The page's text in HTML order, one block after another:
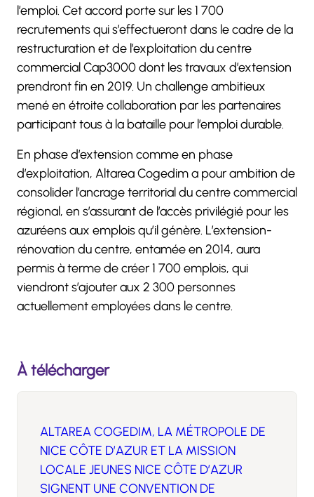
l’emploi. Cet accord porte sur les 1 700
recrutements qui s’effectueront dans le cadre de la
restructuration et de l’exploitation du centre
commercial Cap3000 dont les travaux d’extension
prendront fin en 2019. Un challenge ambitieux
mené en étroite collaboration par les partenaires
participant tous à la bataille pour l’emploi durable.
En phase d’extension comme en phase
d’exploitation, Altarea Cogedim a pour ambition de
consolider l’ancrage territorial du centre commercial
régional, en s’assurant de l’accès privilégié pour les
azuréens aux emplois qu’il génère. L’extension-
rénovation du centre, entamée en 2014, aura
permis à terme de créer 1 700 emplois, qui
viendront s’ajouter aux 2 300 personnes
actuellement employées dans le centre.
À télécharger
ALTAREA COGEDIM, LA MÉTROPOLE DE
NICE CÔTE D’AZUR ET LA MISSION
LOCALE JEUNES NICE CÔTE D’AZUR
SIGNENT UNE CONVENTION DE